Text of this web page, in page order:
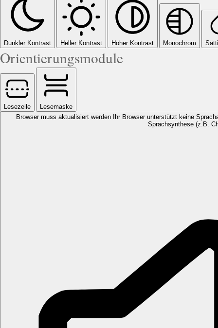
Dunkler Kontrast Heller Kontrast Hoher Kontrast Monochrom
Orientierungsmodule
Lesezeile
Lesemaske
Browser muss aktualisiert werden
Ihr Browser unterstützt keine
Sprachsynthese (z.B.